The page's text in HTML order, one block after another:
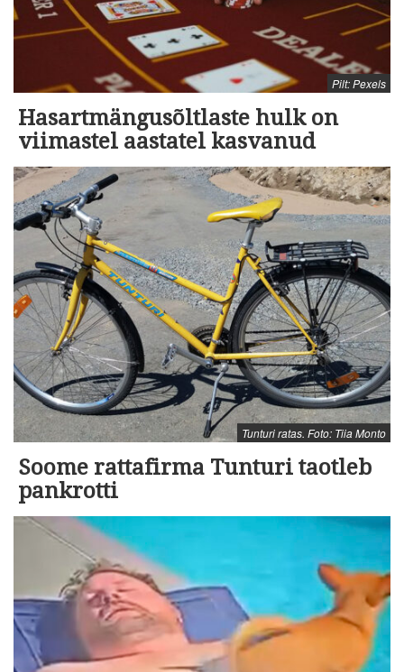
Pilt: Pexels
Hasartmängusõltlaste hulk on
viimastel aastatel kasvanud
Tunturi ratas. Foto: Tiia Monto
Soome rattafirma Tunturi taotleb
pankrotti